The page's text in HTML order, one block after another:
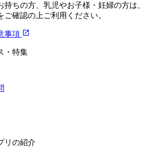
持ちの方、乳児やお子様・妊婦の方は、
確認の上ご利用ください。
事項
・特集
リの紹介